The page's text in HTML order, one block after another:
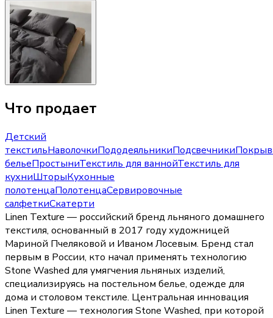
Что продает
Детский
текстильНаволочкиПододеяльникиПодсвечники
бельеПростыниТекстиль для ваннойТекстиль для
кухниШторыКухонные
полотенцаПолотенцаСервировочные
салфеткиСкатерти
Linen Texture — российский бренд льняного домашнего
текстиля, основанный в 2017 году художницей
Мариной Пчеляковой и Иваном Лосевым. Бренд стал
первым в России, кто начал применять технологию
Stone Washed для умягчения льняных изделий,
специализируясь на постельном белье, одежде для
дома и столовом текстиле. Центральная инновация
Linen Texture — технология Stone Washed, при которой